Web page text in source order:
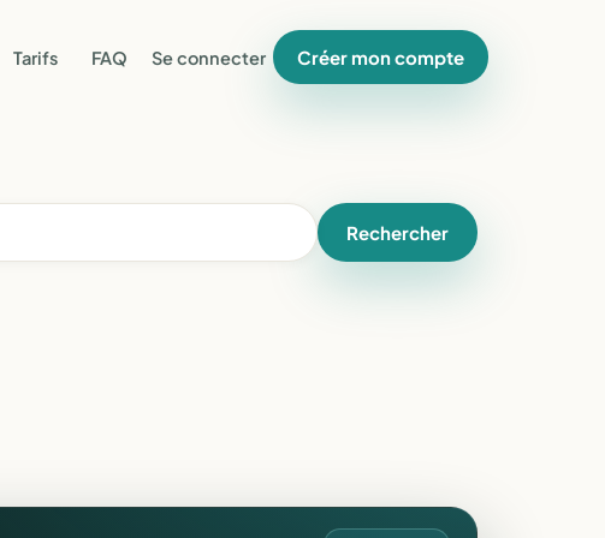
Tarifs FAQ Se connecter Créer mon compte
Rechercher